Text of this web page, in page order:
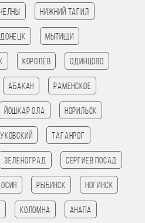
Нижний Тагил
Донецк Мытищи
Королёв Одинцово
Абакан Раменское
Йошкар Ола Норильск
Таганрог
Зеленоград Сергиев Посад
Рыбинск Ногинск
Коломна Анапа